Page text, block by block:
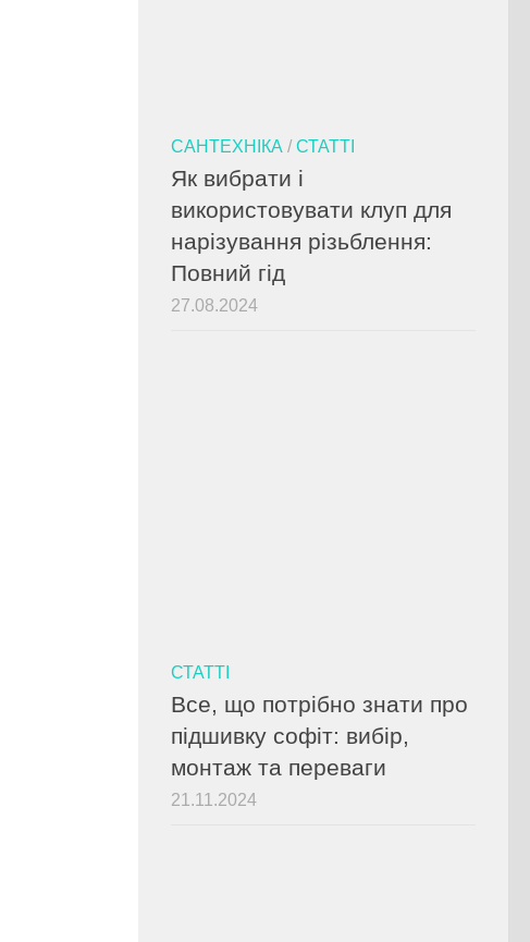
САНТЕХНІКА / СТАТТІ
Як вибрати і
використовувати клуп для
нарізування різьблення:
Повний гід
27.08.2024
СТАТТІ
Все, що потрібно знати про
підшивку софіт: вибір,
монтаж та переваги
21.11.2024